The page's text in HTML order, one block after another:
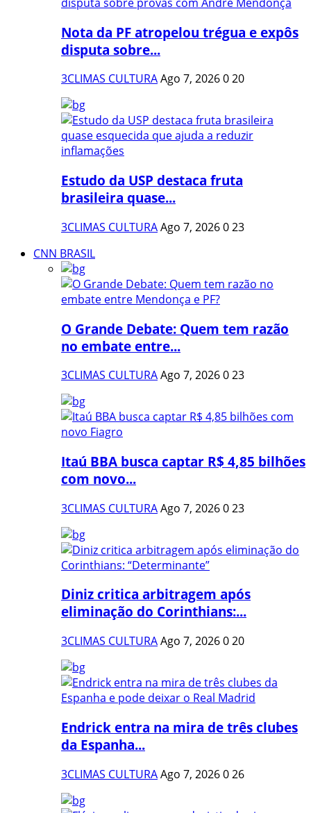
Nota da PF atropelou trégua e expôs
disputa sobre...
3CLIMAS CULTURAAgo 7, 2026020
Estudo da USP destaca fruta
brasileira quase...
3CLIMAS CULTURAAgo 7, 2026023
CNN BRASIL
O Grande Debate: Quem tem razão
no embate entre...
3CLIMAS CULTURAAgo 7, 2026023
Itaú BBA busca captar R$ 4,85 bilhões
com novo...
3CLIMAS CULTURAAgo 7, 2026023
Diniz critica arbitragem após
eliminação do Corinthians:...
3CLIMAS CULTURAAgo 7, 2026020
Endrick entra na mira de três clubes
da Espanha...
3CLIMAS CULTURAAgo 7, 2026026